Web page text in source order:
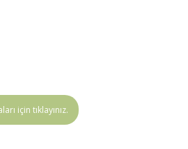
için tıklayınız.
PLANLI İNDİRİMİ
Naturel Sızma
Zeytinyağı (5lt, Soğuk
Sıkım) - Bilgem